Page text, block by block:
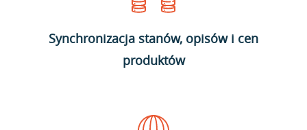
Synchronizacja stanów, opisów i cen
produktów